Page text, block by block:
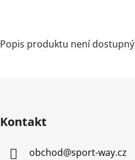
Popis produktu není dostupný
Kontakt
obchod@sport-way.cz